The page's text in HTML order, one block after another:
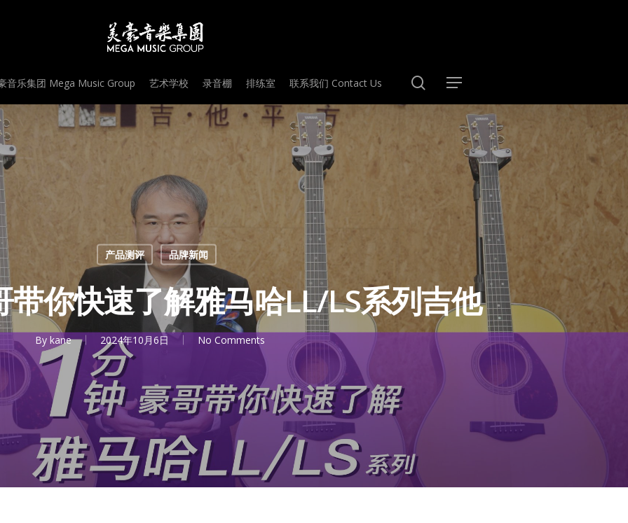
音乐集团 Mega Music Group 艺术学校 录音棚 排练室 联系我们 Contact Us search
Menu
产品测评 品牌新闻
带你快速了解雅马哈LL/LS系列吉他
By kane 2024年10月6日 No Comments